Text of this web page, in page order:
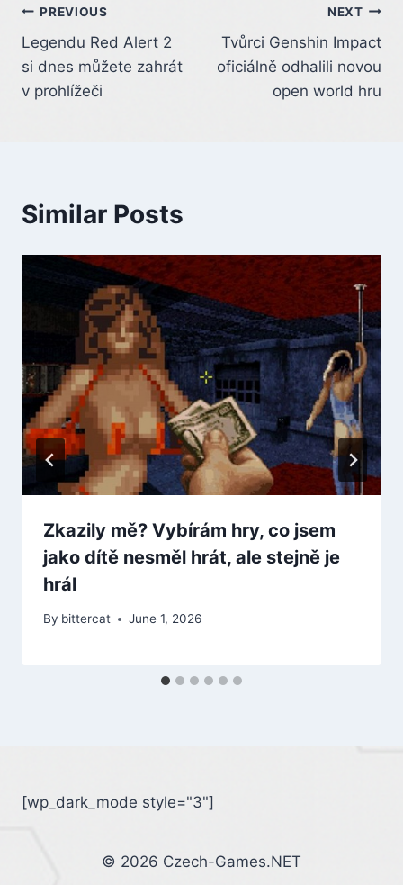
Post
navigation
PREVIOUS
Legendu Red Alert 2
si dnes můžete zahrát
v prohlížeči
NEXT
Tvůrci Genshin Impact
oficiálně odhalili novou
open world hru
Similar Posts
Zkazily mě? Vybírám hry, co jsem
jako dítě nesměl hrát, ale stejně je
hrál
By bittercat June 1, 2026
[wp_dark_mode style="3"]
© 2026 Czech-Games.NET